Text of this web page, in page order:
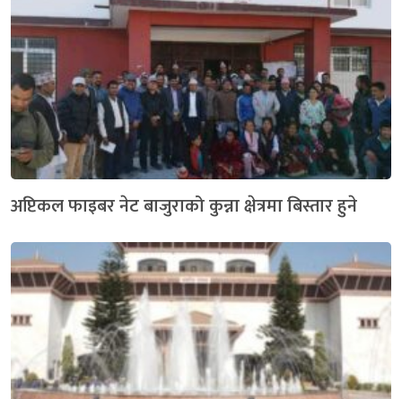
अप्टिकल फाइबर नेट बाजुराको कुन्ना क्षेत्रमा बिस्तार हुने